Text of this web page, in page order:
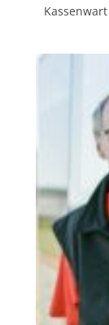
Kassenwart